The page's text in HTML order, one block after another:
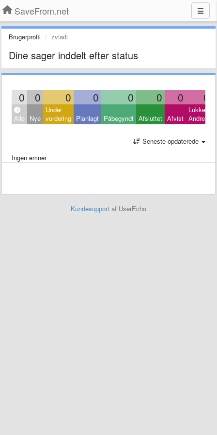
SaveFrom.net
Brugerprofil zviadi
Dine sager inddelt efter status
0 0 0 0 0 0 0 0
Alle Nye
Under
vurdering Planlagt Påbegyndt Afsluttet Afvist
Lukket:
Andre
Seneste opdaterede
Ingen emner
Kundesupport af UserEcho